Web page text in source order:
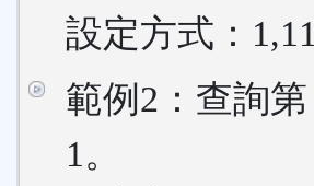
設定方式：
範例2：查詢
1。